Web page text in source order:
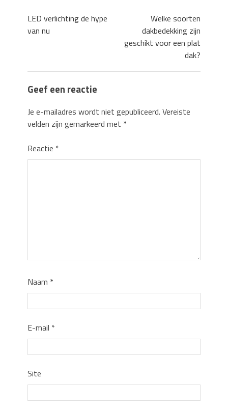
LED verlichting de hype
van nu
Welke soorten
dakbedekking zijn
geschikt voor een plat
dak?
Geef een reactie
Je e-mailadres wordt niet gepubliceerd. Vereiste
velden zijn gemarkeerd met *
Reactie *
Naam *
E-mail *
Site